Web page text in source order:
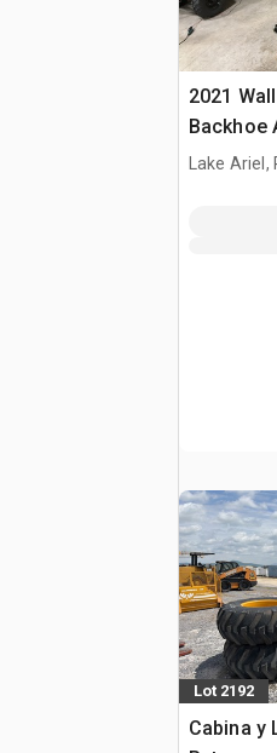
2021
Backhoe
Lake Ariel,
Lot 2192
Cabina y